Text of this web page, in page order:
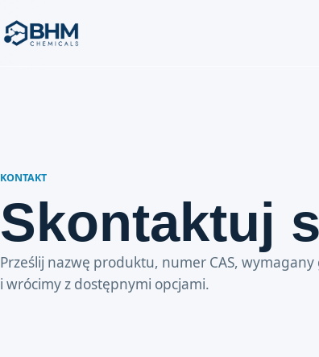
KONTAKT
Skontaktuj
Prześlij nazwę produktu, numer CAS,
i wrócimy z dostępnymi opcjami.